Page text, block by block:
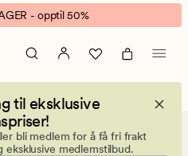
- opptil 50%
til eksklusive
bli medlem for å få fri frakt
eksklusive medlemstilbud.